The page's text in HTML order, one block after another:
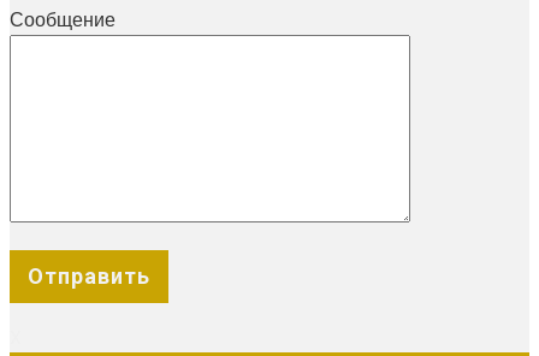
Сообщение